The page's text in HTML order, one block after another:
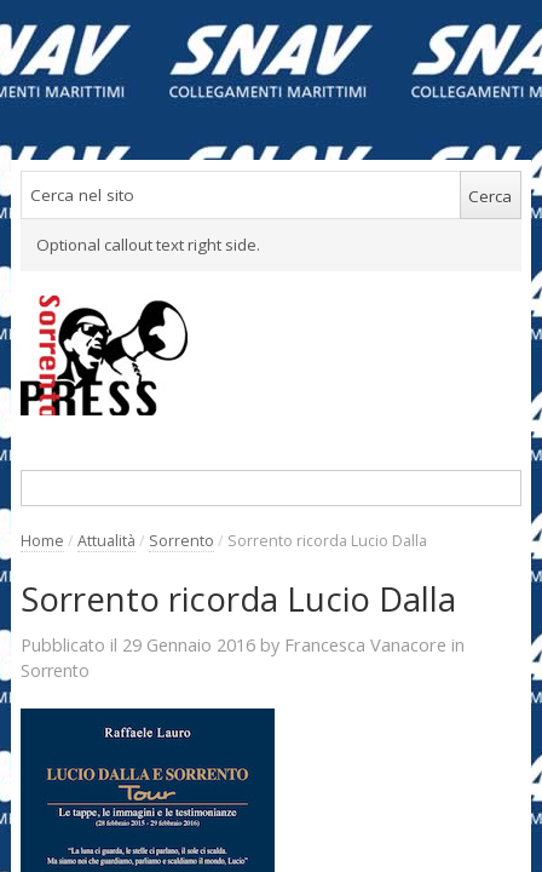
Optional callout text right side.
Home / Attualità / Sorrento / Sorrento ricorda Lucio Dalla
Sorrento ricorda Lucio Dalla
Pubblicato il 29 Gennaio 2016by Francesca Vanacore in
Sorrento